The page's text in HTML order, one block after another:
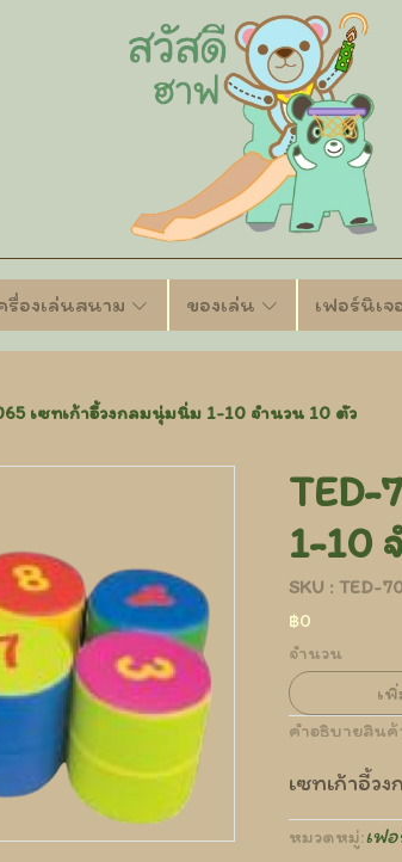
รื่องเล่นสนาม ของเล่น เฟอร์นิเจ
เซทเก้าอี้วงกลมนุ่มนิ่ม 1-10 จำนวน 10 ตัว
TED-
1-10
SKU : TED-
฿0
จำนวน
เ
คำอธิบายสิน
เซทเก้าอี้ว
หมวดหมู่:เฟ